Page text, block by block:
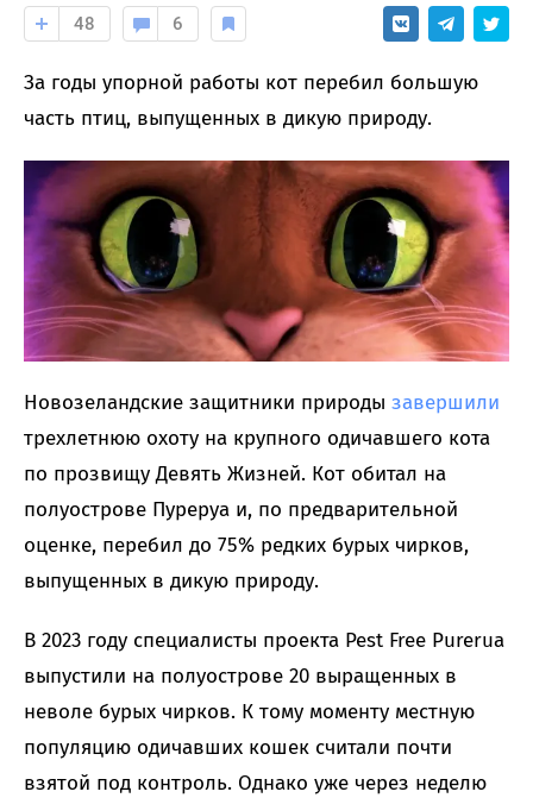
48 6
За годы упорной работы кот перебил большую
часть птиц, выпущенных в дикую природу.
Новозеландские защитники природы завершили
трехлетнюю охоту на крупного одичавшего кота
по прозвищу Девять Жизней. Кот обитал на
полуострове Пуреруа и, по предварительной
оценке, перебил до 75% редких бурых чирков,
выпущенных в дикую природу.
В 2023 году специалисты проекта Pest Free Purerua
выпустили на полуострове 20 выращенных в
неволе бурых чирков. К тому моменту местную
популяцию одичавших кошек считали почти
взятой под контроль. Однако уже через неделю